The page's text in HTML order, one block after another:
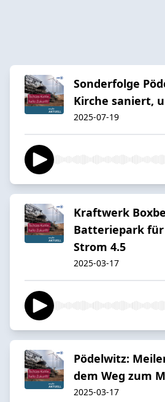
Sonderfolge
Kirche saniert,
2025-07-19
Kraftwerk
Batteriepark
Strom 4.5
2025-03-17
Pödelwitz:
dem Weg zum
2025-03-17